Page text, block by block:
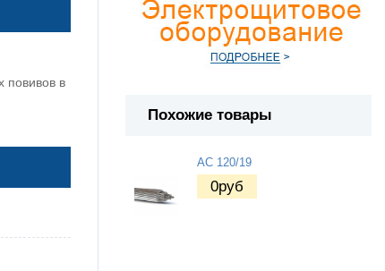
повивов в
Похожие товары
АС 120/19
0руб